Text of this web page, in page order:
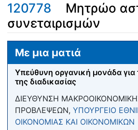
120778
Μητρώο
συνεταιρισμών
Μετάβαση σε: πλοήγηση
Με μια ματιά
Υπεύθυνη οργανική μονάδα για
της διαδικασίας
ΔΙΕΥΘΥΝΣΗ
ΠΡΟΒΛΕΨΕΩΝ, ΥΠΟΥΡΓΕΙΟ
ΟΙΚΟΝΟΜΙΑΣ ΚΑΙ ΟΙΚΟΝΟΜΙΚΩΝ